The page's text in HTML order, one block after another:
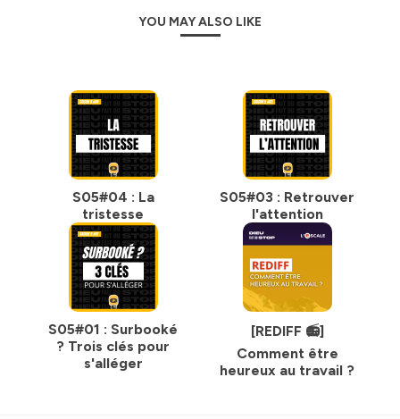
YOU MAY ALSO LIKE
S05#04 : La
tristesse
S05#03 : Retrouver
l'attention
S05#01 : Surbooké
? Trois clés pour
s'alléger
[REDIFF 📻]
Comment être
heureux au travail ?